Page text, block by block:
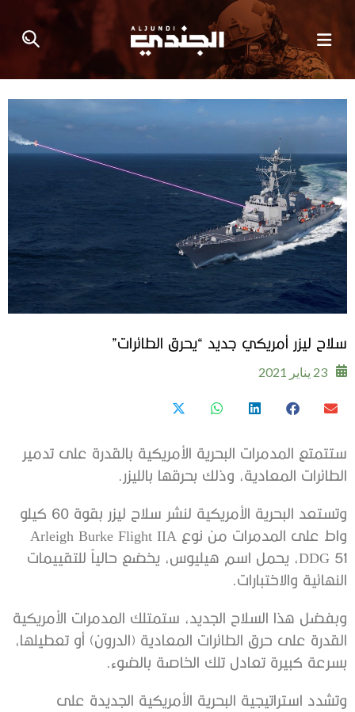
سلاح ليزر أمريكي جديد “يحرق الطائرات”
23 يناير 2021
ستتمتع المدمرات البحرية الأمريكية بالقدرة على تدمير
الطائرات المعادية، وذلك بحرقها بالليزر.
وتستعد البحرية الأمريكية لنشر سلاح ليزر بقوة 60 كيلو
واط على المدمرات من نوع Arleigh Burke Flight IIA
DDG 51، يحمل اسم هيليوس، يخضع حالياً للتقييمات
النهائية والاختبارات.
وبفضل هذا السلاح الجديد، ستمتلك المدمرات الأمريكية
القدرة على حرق الطائرات المعادية (الدرون) أو تعطيلها،
بسرعة كبيرة تعادل تلك الخاصة بالضوء.
وتشدد استراتيجية البحرية الأمريكية الجديدة على